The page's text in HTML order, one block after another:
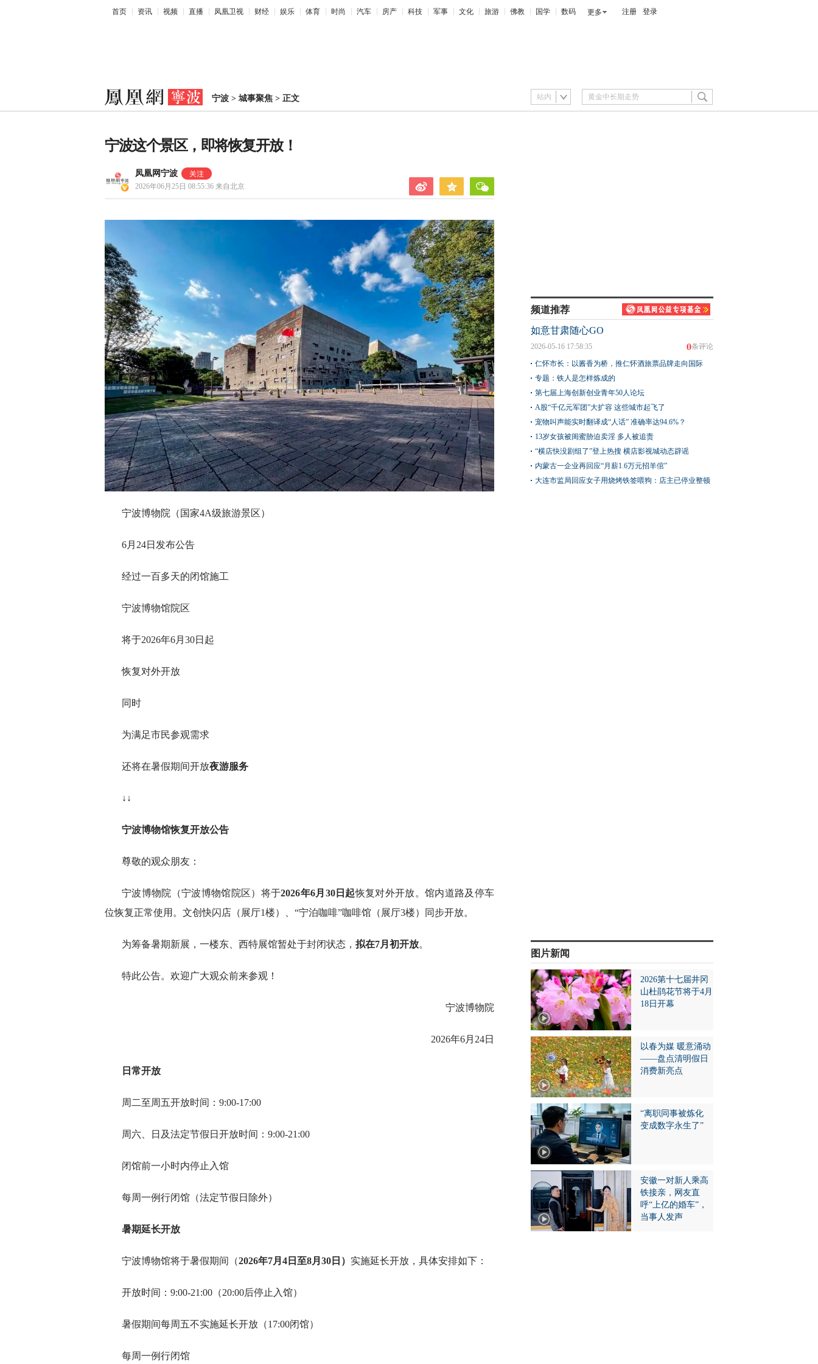
首页 资讯 视频 直播 凤凰卫视 财经 娱乐 体育 时尚 汽车 房产 科技 军事 文化 旅游 佛教 国学 数码 更多 注册 登录
宁波 > 城事聚焦 > 正文 站内
宁波这个景区，即将恢复开放！
凤凰网宁波
2026年06月25日 08:55:36 来自北京
宁波博物院（国家4A级旅游景区）
6月24日发布公告
经过一百多天的闭馆施工
宁波博物馆院区
将于2026年6月30日起
恢复对外开放
同时
为满足市民参观需求
还将在暑假期间开放夜游服务
↓↓
宁波博物馆恢复开放公告
尊敬的观众朋友：
宁波博物院（宁波博物馆院区）将于2026年6月30日起恢复对外开放。馆内道路及停车
位恢复正常使用。文创快闪店（展厅1楼）、“宁泊咖啡”咖啡馆（展厅3楼）同步开放。
为筹备暑期新展，一楼东、西特展馆暂处于封闭状态， 拟在7月初开放。
特此公告。欢迎广大观众前来参观！
宁波博物院
2026年6月24日
日常开放
周二至周五开放时间：9:00-17:00
周六、日及法定节假日开放时间：9:00-21:00
闭馆前一小时内停止入馆
每周一例行闭馆（法定节假日除外）
暑期延长开放
宁波博物馆将于暑假期间（2026年7月4日至8月30日） 实施延长开放，具体安排如下：
开放时间：9:00-21:00（20:00后停止入馆）
暑假期间每周五不实施延长开放（17:00闭馆）
每周一例行闭馆
频道推荐
如意甘肃随心GO
0条评论
2026-05-16 17:58:35
仁怀市长：以酱香为桥，推仁怀酒旅票品牌走向国际
专题：铁人是怎样炼成的
第七届上海创新创业青年50人论坛
A股“千亿元军团”大扩容 这些城市起飞了
宠物叫声能实时翻译成“人话” 准确率达94.6%？
13岁女孩被闺蜜胁迫卖淫 多人被追责
“横店快没剧组了”登上热搜 横店影视城动态辟谣
内蒙古一企业再回应“月薪1.6万元招羊倌”
大连市监局回应女子用烧烤铁签喂狗：店主已停业整顿
图片新闻
2026第十七届井冈
山杜鹃花节将于4月
18日开幕
以春为媒 暖意涌动
——盘点清明假日
消费新亮点
“离职同事被炼化
变成数字永生了”
安徽一对新人乘高
铁接亲，网友直
呼“上亿的婚车”，
当事人发声